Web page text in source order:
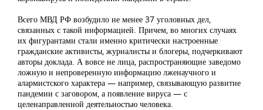
Всего МВД РФ возбудило не менее 37 уголовных дел,
связанных с такой информацией. Причем, во многих случаях
их фигурантами стали именно критически настроенные
гражданские активисты, журналисты и блогеры, подчеркивают
авторы доклада. А вовсе не лица, распространяющие заведомо
ложную и непроверенную информацию лженаучного и
алармистского характера — например, связывающую развитие
пандемии с заговором, а появление вируса — с
целенаправленной деятельностью человека.